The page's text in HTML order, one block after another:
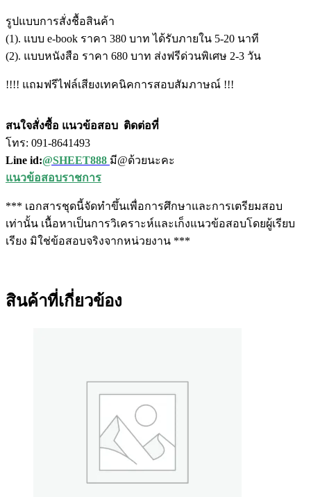
รูปแบบการสั่งชื้อสินค้า
(1). แบบ e-book ราคา 380 บาท ได้รับภายใน 5-20 นาที
(2). แบบหนังสือ ราคา 680 บาท ส่งฟรีด่วนพิเศษ 2-3 วัน
!!!! แถมฟรีไฟล์เสียงเทคนิคการสอบสัมภาษณ์ !!!
สนใจสั่งซื้อ แนวข้อสอบ ติดต่อที่
โทร: 091-8641493
Line id:@SHEET888 มี@ด้วยนะคะ
แนวข้อสอบราชการ
*** เอกสารชุดนี้จัดทำขึ้นเพื่อการศึกษาและการเตรียมสอบ
เท่านั้น เนื้อหาเป็นการวิเคราะห์และเก็งแนวข้อสอบโดยผู้เรียบ
เรียง มิใช่ข้อสอบจริงจากหน่วยงาน ***
สินค้าที่เกี่ยวข้อง